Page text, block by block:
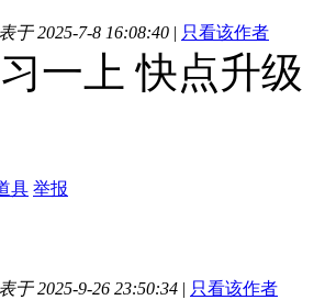
于 2025-7-8 16:08:40 | 只看该作者
一上 快点升级
具 举报
于 2025-9-26 23:50:34 | 只看该作者